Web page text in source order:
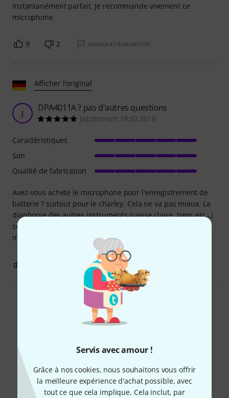
Servis avec amour !
Grâce à nos cookies, nous souhaitons vous offrir
la meilleure expérience d'achat possible, avec
tout ce que cela implique. Cela inclut, par
instantanément parfait. Je recommande vivement ce
microphone.
9 2 SIGNALER L'ÉVALUATION
Afficher l'original
J DPA4011A ? pas d'autres questions
Jazztronom 18.02.2018
Avez-vous acheté le microphone pour l'enregistrement de
batterie ? surtout pour le charley. Cela ne va pas mieux. La
diaphonie des autres instruments (caisse claire, toms etc...)
sonne super agréable. Il n'y a presque rien à mélanger. Le
microphone fait ce qu'il promet !
Caractéristiques
Son
Qualité de fabrication
SIGNALER L'ÉVALUATION
Lire toutes les évaluations
Le saviez-vous?
Tout Vidéos Guides